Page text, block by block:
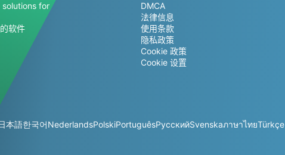
for
软件
DMCA
法律信息
使用条款
隐私政策
Cookie 政策
Cookie 设置
本語한국어NederlandsPolskiPortuguêsРусскийSvenskaภาษาไทยTürkçe